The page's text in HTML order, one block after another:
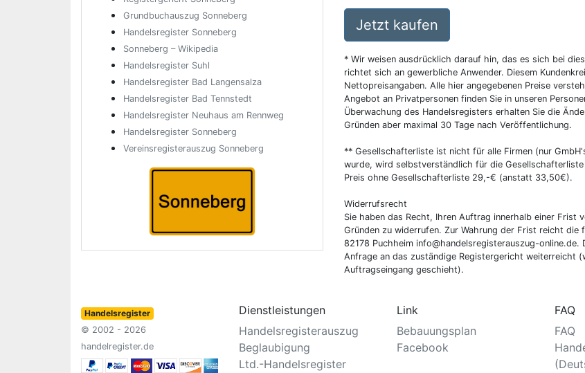
Grundbuchauszug Sonneberg
Handelsregister Sonneberg
Sonneberg – Wikipedia
Handelsregister Suhl
Handelsregister Bad Langensalza
Handelsregister Bad Tennstedt
Handelsregister Neuhaus am Rennweg
Handelsregister Sonneberg
Vereinsregisterauszug Sonneberg
Jetzt kaufen
* Wir weisen ausdrücklich darauf hin, das es sich bei
richtet sich an gewerbliche Anwender. Diesem
Nettopreisangaben. Alle hier angegebenen Preise
Angebot an Privatpersonen finden Sie in unseren
Überwachung des Handelsregisters erhalten Sie die
Gründen aber maximal 30 Tage nach Veröffentlichung.
** Gesellschafterliste ist nicht für alle Firmen (nur
wurde, wird selbstverständlich für die
Preis ohne Gesellschafterliste 29,-€ (anstatt 33,50€).
Widerrufsrecht
Sie haben das Recht, Ihren Auftrag innerhalb einer Frist
Gründen zu widerrufen. Zur Wahrung der Frist reicht
82178 Puchheim info@handelsregisterauszug-
Anfrage an das zuständige Registergericht weiterreicht
Auftragseingang geschieht).
Handelsregister
© 2002 - 2026
handelregister.de
Dienstleistungen
Handelsregisterauszug
Beglaubigung
Ltd.-Handelsregister
Link
Bebauungsplan
Facebook
FAQ
FAQ